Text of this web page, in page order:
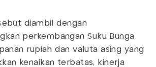
diambil dengan
perkembangan Suku Bunga
rupiah dan valuta asing yang
kenaikan terbatas, kinerja